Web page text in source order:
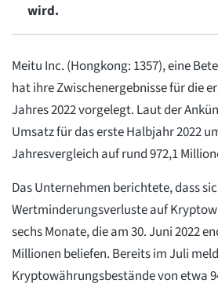
wird.
Meitu Inc. (Hongkong: 1357), eine
hat ihre Zwischenergebnisse für die
Jahres 2022 vorgelegt. Laut der
Umsatz für das erste Halbjahr 2022
Jahresvergleich auf rund 972,1
Das Unternehmen berichtete, dass
Wertminderungsverluste auf
sechs Monate, die am 30. Juni 2022
Millionen beliefen. Bereits im Juli
Kryptowährungsbestände von etwa